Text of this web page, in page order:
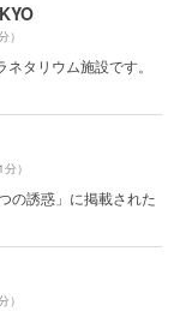
）
タリウム施設です。
）
の誘惑」に掲載された
）